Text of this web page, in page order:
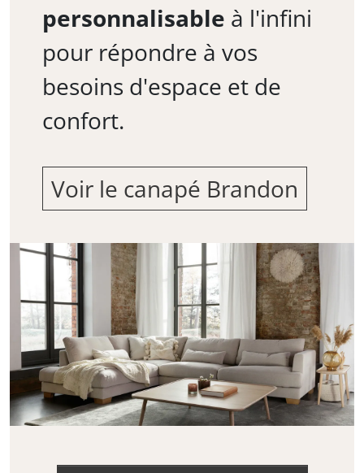
personnalisable à l'infini
pour répondre à vos
besoins d'espace et de
confort.
Voir le canapé Brandon